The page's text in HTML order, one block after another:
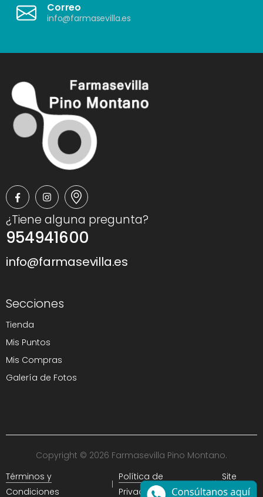
Correo
info@farmasevilla.es
¿Tiene alguna pregunta?
954941600
info@farmasevilla.es
Secciones
Tienda
Mis Puntos
Mis Compras
Galería de Fotos
Copyright © 2026 Farmasevilla Pino Montano.
Términos y
Condiciones
Política de
Privacidad
Site
Map